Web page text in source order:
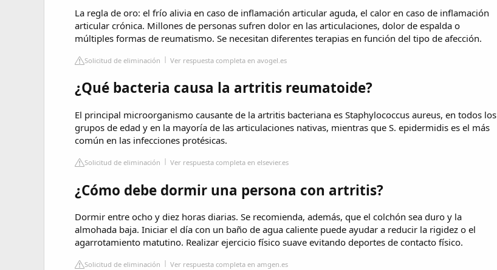
La regla de oro: el frío alivia en caso de inflamación articular aguda, el calor en caso de inflamación
articular crónica. Millones de personas sufren dolor en las articulaciones, dolor de espalda o
múltiples formas de reumatismo. Se necesitan diferentes terapias en función del tipo de afección.
Solicitud de eliminación Ver respuesta completa en avogel.es
¿Qué bacteria causa la artritis reumatoide?
El principal microorganismo causante de la artritis bacteriana es Staphylococcus aureus, en todos los
grupos de edad y en la mayoría de las articulaciones nativas, mientras que S. epidermidis es el más
común en las infecciones protésicas.
Solicitud de eliminación Ver respuesta completa en elsevier.es
¿Cómo debe dormir una persona con artritis?
Dormir entre ocho y diez horas diarias. Se recomienda, además, que el colchón sea duro y la
almohada baja. Iniciar el día con un baño de agua caliente puede ayudar a reducir la rigidez o el
agarrotamiento matutino. Realizar ejercicio físico suave evitando deportes de contacto físico.
Solicitud de eliminación Ver respuesta completa en amgen.es